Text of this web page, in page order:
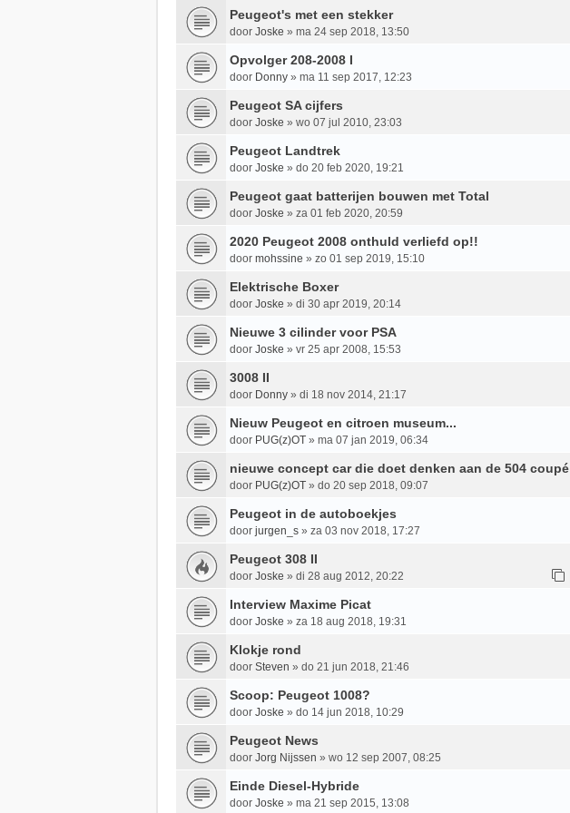
Peugeot's met een stekker
door Joske » ma 24 sep 2018, 13:50
Opvolger 208-2008 I
door Donny » ma 11 sep 2017, 12:23
Peugeot SA cijfers
door Joske » wo 07 jul 2010, 23:03
Peugeot Landtrek
door Joske » do 20 feb 2020, 19:21
Peugeot gaat batterijen bouwen met Total
door Joske » za 01 feb 2020, 20:59
2020 Peugeot 2008 onthuld verliefd op!!
door mohssine » zo 01 sep 2019, 15:10
Elektrische Boxer
door Joske » di 30 apr 2019, 20:14
Nieuwe 3 cilinder voor PSA
door Joske » vr 25 apr 2008, 15:53
3008 II
door Donny » di 18 nov 2014, 21:17
Nieuw Peugeot en citroen museum...
door PUG(z)OT » ma 07 jan 2019, 06:34
nieuwe concept car die doet denken aan de 504 coupé
door PUG(z)OT » do 20 sep 2018, 09:07
Peugeot in de autoboekjes
door jurgen_s » za 03 nov 2018, 17:27
Peugeot 308 II
door Joske » di 28 aug 2012, 20:22
Interview Maxime Picat
door Joske » za 18 aug 2018, 19:31
Klokje rond
door Steven » do 21 jun 2018, 21:46
Scoop: Peugeot 1008?
door Joske » do 14 jun 2018, 10:29
Peugeot News
door Jorg Nijssen » wo 12 sep 2007, 08:25
Einde Diesel-Hybride
door Joske » ma 21 sep 2015, 13:08